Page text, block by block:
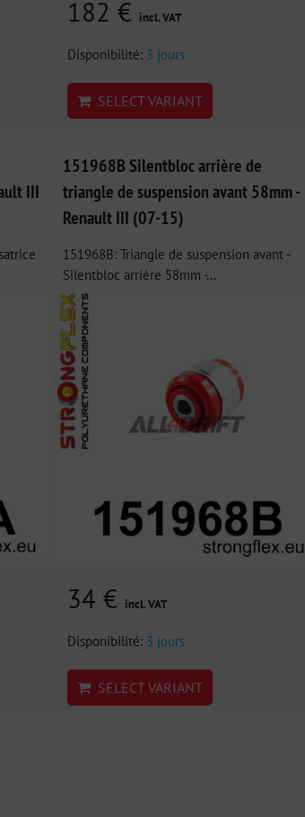
182 € incl. VAT
Disponibilité: 3 jours
SELECT VARIANT
III
151968B Silentbloc arrière de
triangle de suspension avant 58mm -
Renault III (07-15)
151968B: Triangle de suspension avant -
Silentbloc arrière 58mm -...
34 € incl. VAT
Disponibilité: 3 jours
SELECT VARIANT